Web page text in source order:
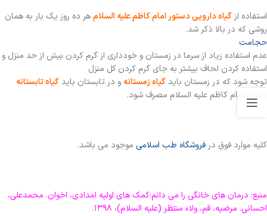
استفاده ازگیاه دارویی دستور امام كاظم علیه السلامهر ده روز يك بار به همان
روشي كه در بالا ذكر شد.
حجامت
عدم استفاده زیاد از سرما در زمستان و خودداری از گرم کردن بیش از حد منزل و
استفاده کردن لحاف بیشتر به جای گرم کردن کل منزل
توجه شود که در زمستان بایدگیاه زمستانه و در تابستان بایدگیاه تابستانه
دستور امام کاظم علیه السلام مصرف شود.
کلیه موارد فوق درفروشگاه طب اسلامی موجود می باشد.
منبع: درمان های خانگی را می دانم؛کمک های اولیه امدادی، اخوان. محمدعلی،
احسانی. مرضیه، قم، ولاء منتظر (علیه السلام)، ۱۳۹۸.